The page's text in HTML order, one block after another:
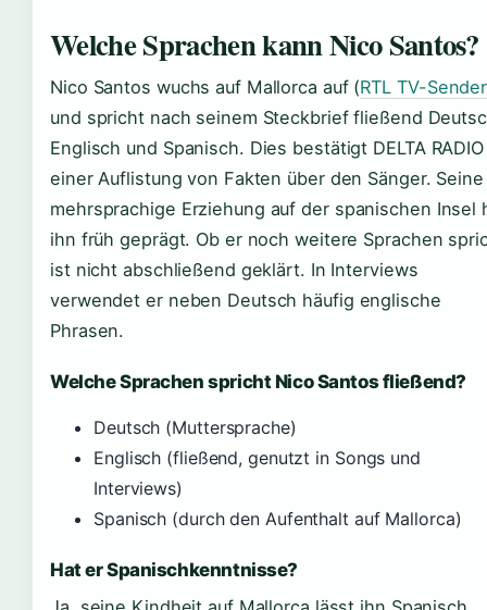
Welche Sprachen kann Nico Santos?
Nico Santos wuchs auf Mallorca auf (RTL TV-Sender
und spricht nach seinem Steckbrief fließend
Englisch und Spanisch. Dies bestätigt DELTA
einer Auflistung von Fakten über den Sänger. Seine
mehrsprachige Erziehung auf der spanischen Insel
ihn früh geprägt. Ob er noch weitere Sprachen
ist nicht abschließend geklärt. In Interviews
verwendet er neben Deutsch häufig englische
Phrasen.
Welche Sprachen spricht Nico Santos fließend?
Deutsch (Muttersprache)
Englisch (fließend, genutzt in Songs und
Interviews)
Spanisch (durch den Aufenthalt auf Mallorca)
Hat er Spanischkenntnisse?